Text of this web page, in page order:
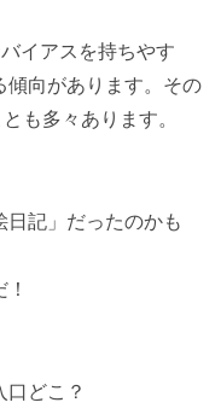
イアスを持ちやす
傾向があります。その
も多々あります。
記」だったのかも
どこ？